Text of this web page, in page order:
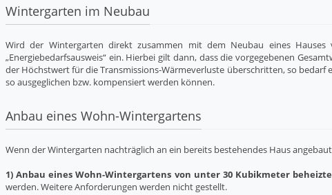
Wintergarten im Neubau
Wird der Wintergarten direkt zusammen mit dem Neubau eines
„Energiebedarfsausweis“ ein. Hierbei gilt dann, dass die vorgegebenen
der Höchstwert für die Transmissions-Wärmeverluste überschritten, so bedarf
so ausgeglichen bzw. kompensiert werden können.
Anbau eines Wohn-Wintergartens
Wenn der Wintergarten nachträglich an ein bereits bestehendes Haus
1) Anbau eines Wohn-Wintergartens von unter 30 Kubikmeter
werden. Weitere Anforderungen werden nicht gestellt.